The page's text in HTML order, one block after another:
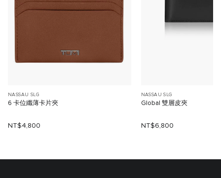
NASSAU SLG
6 卡位纖薄卡片夾
NT$4,800
NASSAU SLG
Global 雙層皮夾
NT$6,800